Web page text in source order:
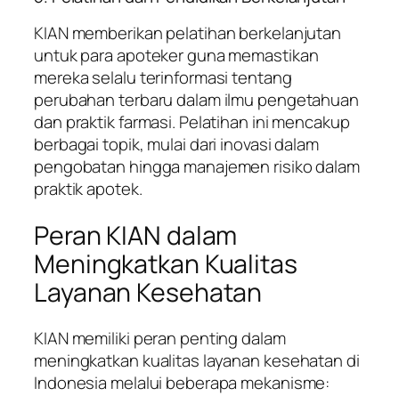
KIAN memberikan pelatihan berkelanjutan
untuk para apoteker guna memastikan
mereka selalu terinformasi tentang
perubahan terbaru dalam ilmu pengetahuan
dan praktik farmasi. Pelatihan ini mencakup
berbagai topik, mulai dari inovasi dalam
pengobatan hingga manajemen risiko dalam
praktik apotek.
Peran KIAN dalam
Meningkatkan Kualitas
Layanan Kesehatan
KIAN memiliki peran penting dalam
meningkatkan kualitas layanan kesehatan di
Indonesia melalui beberapa mekanisme: